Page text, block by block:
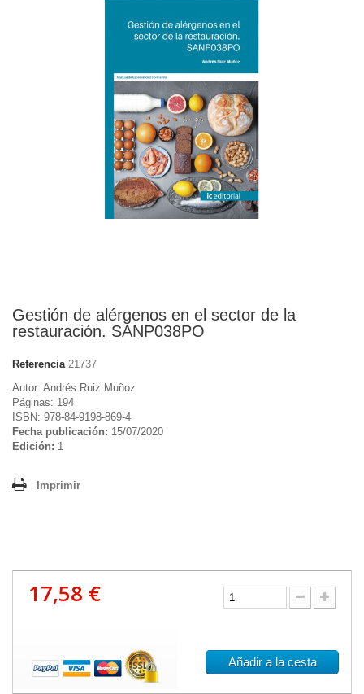
Gestión de alérgenos en el sector de la
restauración. SANP038PO
Referencia 21737
Autor: Andrés Ruiz Muñoz
Páginas: 194
ISBN: 978-84-9198-869-4
Fecha publicación: 15/07/2020
Edición: 1
Imprimir
17,58 €
Añadir a la cesta